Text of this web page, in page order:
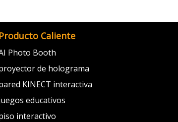
Producto Caliente
Photo Booth
de holograma
KINECT interactiva
educativos
interactivo